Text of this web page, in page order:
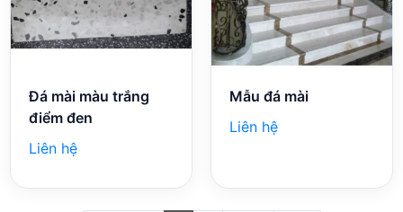
Đá mài màu trắng
điểm đen
Liên hệ
Mẫu đá mài
Liên hệ